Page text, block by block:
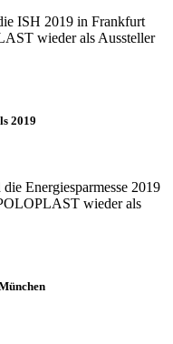
ISH 2019 in Frankfurt
wieder als Aussteller
2019
Energiesparmesse 2019
wieder als